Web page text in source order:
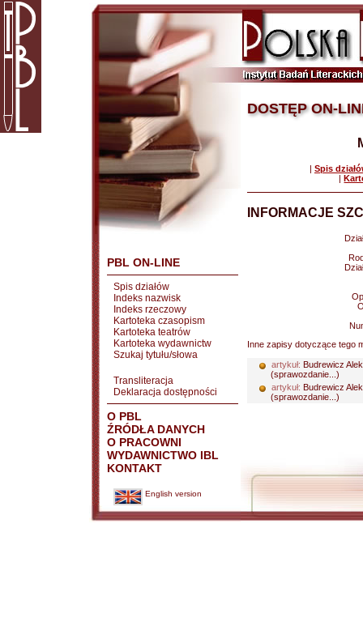
PBL ON-LINE
Spis działów
Indeks nazwisk
Indeks rzeczowy
Kartoteka czasopism
Kartoteka teatrów
Kartoteka wydawnictw
Szukaj tytułu/słowa
Transliteracja
Deklaracja dostępności
O PBL
ŹRÓDŁA DANYCH
O PRACOWNI
WYDAWNICTWO IBL
KONTAKT
English version
DOSTĘP ON-
| Spis
|
INFORMACJE
Inne zapisy dotyczące tego
artykuł: Budrewicz
(sprawozdanie...)
artykuł: Budrewicz
(sprawozdanie...)